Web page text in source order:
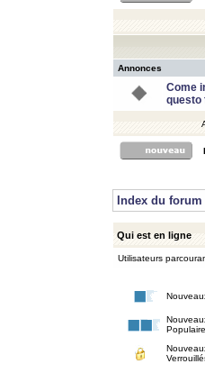
Annonces
Come
questo
Index du forum
Qui est en ligne
Utilisateurs